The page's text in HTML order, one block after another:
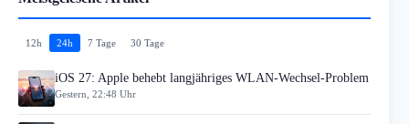
12h 24h 7 Tage 30 Tage
iOS 27: Apple behebt langjähriges WLAN-Wechsel-Problem
Gestern, 22:48 Uhr